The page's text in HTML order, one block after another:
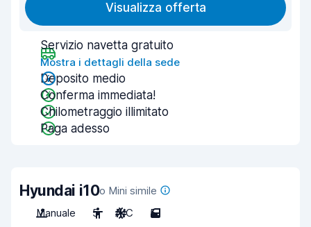
Visualizza offerta
Servizio navetta gratuito
Mostra i dettagli della sede
Deposito medio
Conferma immediata!
Chilometraggio illimitato
Paga adesso
Hyundai i10o Mini simile
Manuale
5 A/C 5